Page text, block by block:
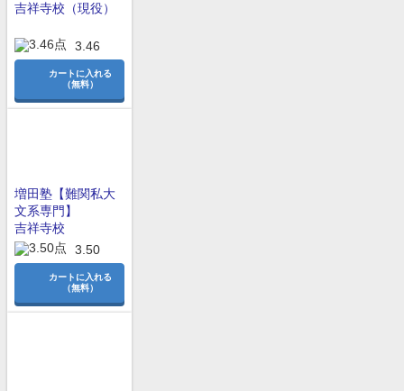
吉祥寺校（現役）
3.46
カートに入れる
（無料）
増田塾【難関私大
文系専門】
吉祥寺校
3.50
カートに入れる
（無料）